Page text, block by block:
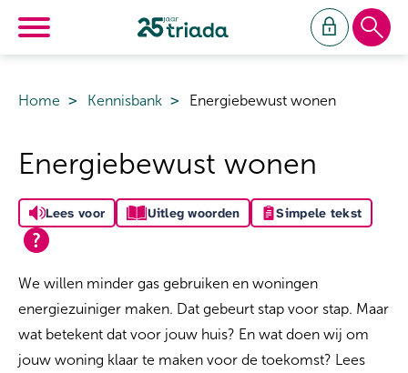
Naar de homepage
Ga naar Hoofd
Home Kennisbank Energiebewust wonen
Energiebewust wonen
Lees voor Uitleg woorden Simpele tekst
We willen minder gas gebruiken en woningen
energiezuiniger maken. Dat gebeurt stap voor stap. Maar
wat betekent dat voor jouw huis? En wat doen wij om
jouw woning klaar te maken voor de toekomst? Lees